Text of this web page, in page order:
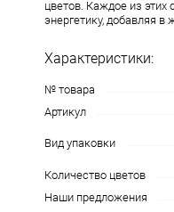
цветов. Каждое из этих
энергетику, добавляя в
Характеристики:
№ товара
Артикул
Вид упаковки
Количество цветов
Наши предложения